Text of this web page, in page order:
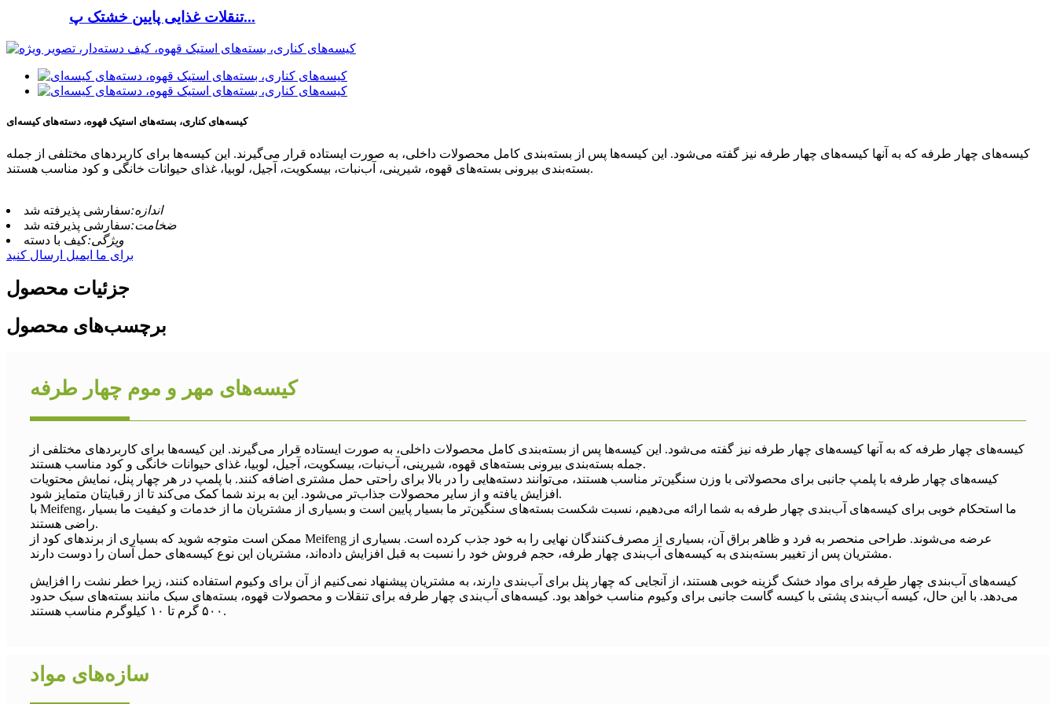
تنقلات غذایی پایین خشتک پ...
کیسه‌های کناری، بسته‌های استیک قهوه، دسته‌های کیسه‌ای
کیسه‌های چهار طرفه که به آنها کیسه‌های چهار طرفه نیز گفته می‌شود. این کیسه‌ها پس از بسته‌بندی کامل محصولات داخلی، به صورت ایستاده قرار می‌گیرند. این کیسه‌ها برای کاربردهای مختلفی از جمله
بسته‌بندی بیرونی بسته‌های قهوه، شیرینی، آب‌نبات، بیسکویت، آجیل، لوبیا، غذای حیوانات خانگی و کود مناسب هستند.
اندازه:سفارشی پذیرفته شد
ضخامت:سفارشی پذیرفته شد
ویژگی:کیف با دسته
برای ما ایمیل ارسال کنید
جزئیات محصول
برچسب‌های محصول
کیسه‌های مهر و موم چهار طرفه
کیسه‌های چهار طرفه که به آنها کیسه‌های چهار طرفه نیز گفته می‌شود. این کیسه‌ها پس از بسته‌بندی کامل محصولات داخلی، به صورت ایستاده قرار می‌گیرند. این کیسه‌ها برای کاربردهای مختلفی از
جمله بسته‌بندی بیرونی بسته‌های قهوه، شیرینی، آب‌نبات، بیسکویت، آجیل، لوبیا، غذای حیوانات خانگی و کود مناسب هستند.
کیسه‌های چهار طرفه با پلمپ جانبی برای محصولاتی با وزن سنگین‌تر مناسب هستند، می‌توانند دسته‌هایی را در بالا برای راحتی حمل مشتری اضافه کنند. با پلمپ در هر چهار پنل، نمایش محتویات
افزایش یافته و از سایر محصولات جذاب‌تر می‌شود. این به برند شما کمک می‌کند تا از رقبایتان متمایز شود.
با Meifeng، ما استحکام خوبی برای کیسه‌های آب‌بندی چهار طرفه به شما ارائه می‌دهیم، نسبت شکست بسته‌های سنگین‌تر ما بسیار پایین است و بسیاری از مشتریان ما از خدمات و کیفیت ما بسیار
راضی هستند.
ممکن است متوجه شوید که بسیاری از برندهای کود از Meifeng عرضه می‌شوند. طراحی منحصر به فرد و ظاهر براق آن، بسیاری از مصرف‌کنندگان نهایی را به خود جذب کرده است. بسیاری از
مشتریان پس از تغییر بسته‌بندی به کیسه‌های آب‌بندی چهار طرفه، حجم فروش خود را نسبت به قبل افزایش داده‌اند، مشتریان این نوع کیسه‌های حمل آسان را دوست دارند.
کیسه‌های آب‌بندی چهار طرفه برای مواد خشک گزینه خوبی هستند، از آنجایی که چهار پنل برای آب‌بندی دارند، به مشتریان پیشنهاد نمی‌کنیم از آن برای وکیوم استفاده کنند، زیرا خطر نشت را افزایش
می‌دهد. با این حال، کیسه آب‌بندی پشتی با کیسه گاست جانبی برای وکیوم مناسب خواهد بود. کیسه‌های آب‌بندی چهار طرفه برای تنقلات و محصولات قهوه، بسته‌های سبک مانند بسته‌های سبک حدود
۵۰۰ گرم تا ۱۰ کیلوگرم مناسب هستند.
سازه‌های مواد